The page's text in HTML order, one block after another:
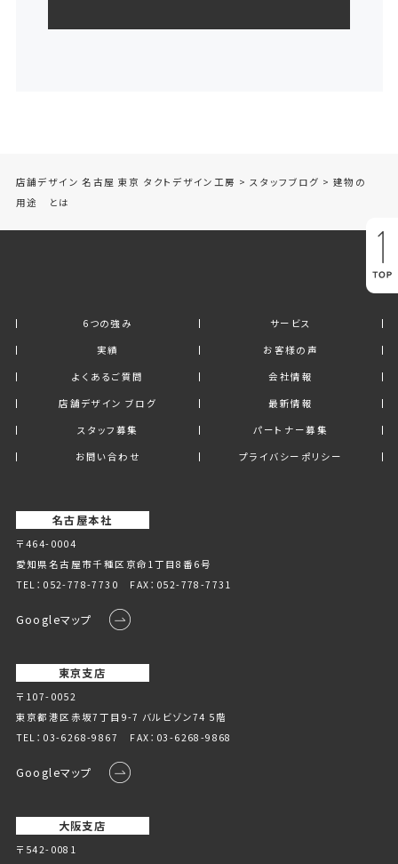
店舗デザイン 名古屋 東京 タクトデザイン工房 > スタッフブログ > 建物の
用途 とは
6つの強み
サービス
実績
お客様の声
よくあるご質問
会社情報
店舗デザイン ブログ
最新情報
スタッフ募集
パートナー募集
お問い合わせ
プライバシーポリシー
名古屋本社
〒464-0004
愛知県名古屋市千種区京命1丁⽬8番6号
TEL： 052-778-7730 FAX：052-778-7731
Googleマップ
東京支店
〒107-0052
東京都港区赤坂7丁目9-7 バルビゾン74 5階
TEL： 03-6268-9867 FAX：03-6268-9868
Googleマップ
大阪支店
〒542-0081